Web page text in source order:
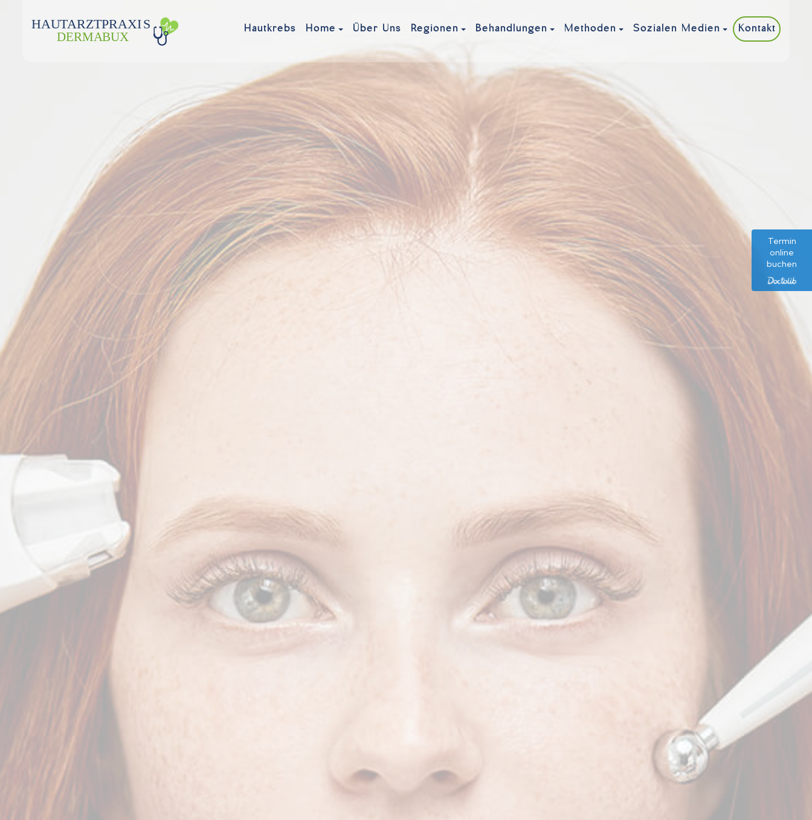
HAUTARZTPRAXIS
DERMABUX
Hautkrebs Home Über Uns Regionen Behandlungen Methoden Sozialen Medien Kontakt
Termin
online
buchen